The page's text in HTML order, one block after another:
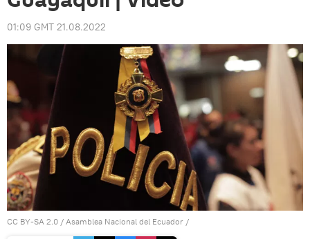
01:09 GMT 21.08.2022
CC BY-SA 2.0 / Asamblea Nacional del Ecuador /